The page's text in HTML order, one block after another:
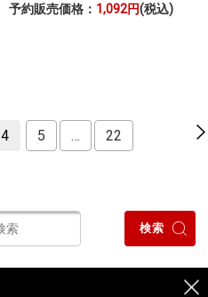
予約販売価格： 1,092円(税込)
4 5 … 22